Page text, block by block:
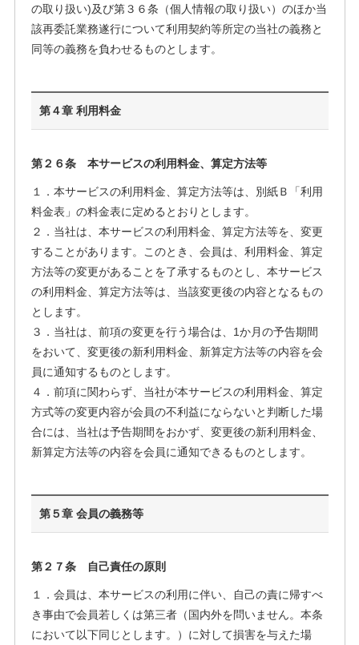
の取り扱い)及び第３６条（個人情報の取り扱い）のほか当
該再委託業務遂行について利用契約等所定の当社の義務と
同等の義務を負わせるものとします。
第４章 利用料金
第２６条 本サービスの利用料金、算定方法等
１．本サービスの利用料金、算定方法等は、別紙Ｂ「利用
料金表」の料金表に定めるとおりとします。
２．当社は、本サービスの利用料金、算定方法等を、変更
することがあります。このとき、会員は、利用料金、算定
方法等の変更があることを了承するものとし、本サービス
の利用料金、算定方法等は、当該変更後の内容となるもの
とします。
３．当社は、前項の変更を行う場合は、1か月の予告期間
をおいて、変更後の新利用料金、新算定方法等の内容を会
員に通知するものとします。
４．前項に関わらず、当社が本サービスの利用料金、算定
方式等の変更内容が会員の不利益にならないと判断した場
合には、当社は予告期間をおかず、変更後の新利用料金、
新算定方法等の内容を会員に通知できるものとします。
第５章 会員の義務等
第２７条 自己責任の原則
１．会員は、本サービスの利用に伴い、自己の責に帰すべ
き事由で会員若しくは第三者（国内外を問いません。本条
において以下同じとします。）に対して損害を与えた場